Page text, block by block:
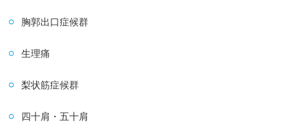
胸郭出口症候群
生理痛
梨状筋症候群
四十肩・五十肩